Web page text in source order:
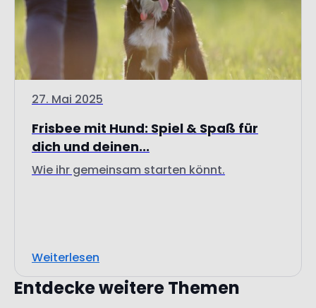
27. Mai 2025
dich und deinen...
Wie ihr gemeinsam starten könnt.